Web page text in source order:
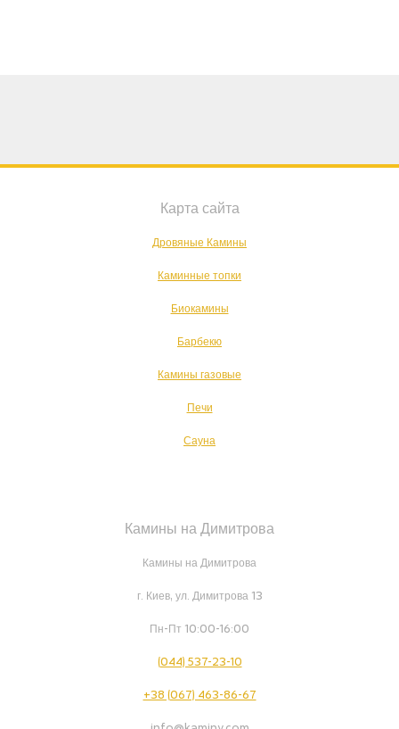
Карта сайта
Дровяные Камины
Каминные топки
Биокамины
Барбекю
Камины газовые
Печи
Сауна
Камины на Димитрова
Камины на Димитрова
г. Киев, ул. Димитрова 13
Пн-Пт 10:00-16:00
(044) 537-23-10
+38 (067) 463-86-67